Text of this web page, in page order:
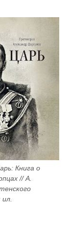
Книга о
// А.